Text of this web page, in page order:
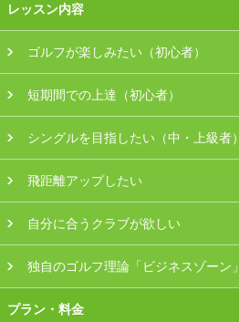
レッスン内容
ゴルフが楽しみたい（初心者）
短期間での上達（初心者）
シングルを目指したい（中・上級者）
飛距離アップしたい
自分に合うクラブが欲しい
独自のゴルフ理論「ビジネスゾーン」
プラン・料金